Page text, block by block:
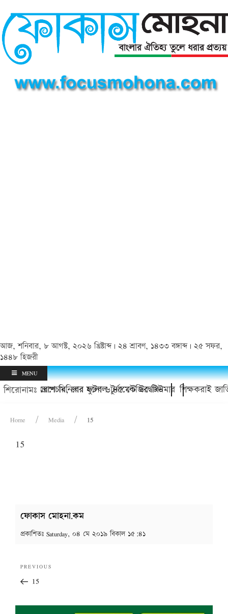
আজ, শনিবার, ৮ আগস্ট, ২০২৬ খ্রিষ্টাব্দ | ২৪ শ্রাবণ, ১৪৩৩ বঙ্গাব্দ | ২৫ সফর,
১৪৪৮ হিজরী
MENU
শিরোনামঃ
স্মৃতি স্মরণে মিনিবার ফুটবল টুর্নামেন্ট উদ্বোধন শিক্ষকরাই
সফল অস্ত্রোপচার, বের হলো ৬.৪৫ কেজির টিউমার
Home Media 15
15
ফোকাস মোহনা.কম
প্রকাশিতঃ Saturday, ০৪ মে ২০১৯ বিকাল ১৫:৪১
navigation
Previous
Post
PREVIOUS
15